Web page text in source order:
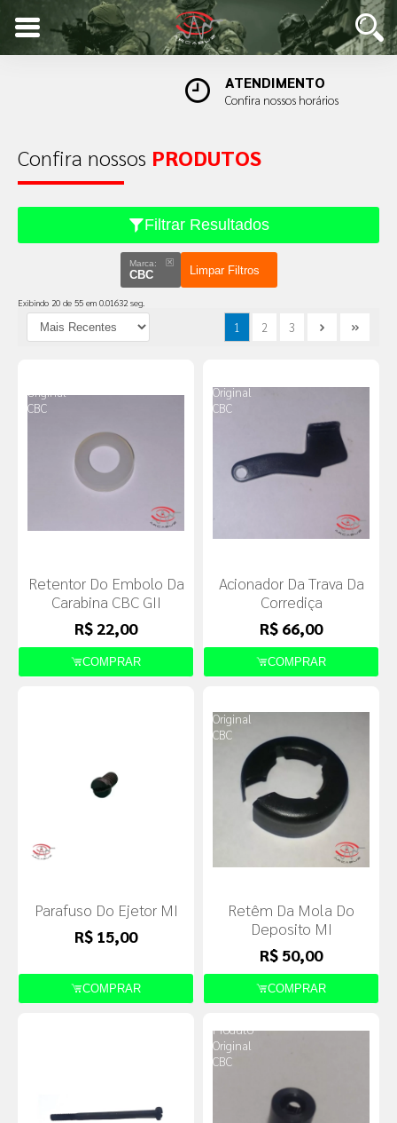
Confira nossos PRODUTOS
Filtrar Resultados
Marca:
CBC Limpar Filtros
Exibindo 20 de 55 em 0.01632 seg.
1 2 3
Original
CBC
Retentor Do Embolo Da
Carabina CBC GII
R$ 22,00
COMPRAR
Original
CBC
Acionador Da Trava Da
Corrediça
R$ 66,00
COMPRAR
Parafuso Do Ejetor MI
R$ 15,00
COMPRAR
Original
CBC
Retêm Da Mola Do
Deposito MI
R$ 50,00
COMPRAR
Produto
Original
CBC